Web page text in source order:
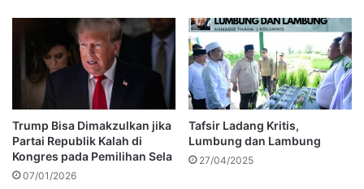
Trump Bisa Dimakzulkan jika
Partai Republik Kalah di
Kongres pada Pemilihan Sela
07/01/2026
Tafsir Ladang Kritis,
Lumbung dan Lambung
27/04/2025